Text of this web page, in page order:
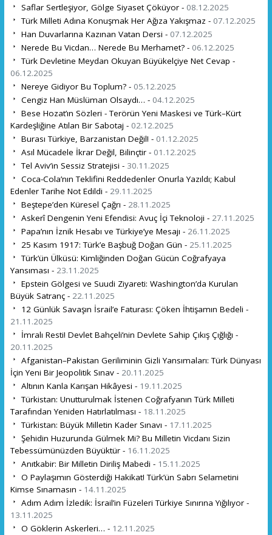
Saflar Sertleşiyor, Gölge Siyaset Çöküyor - 08.12.2025
Türk Milleti Adına Konuşmak Her Ağıza Yakışmaz - 07.12.2025
Han Duvarlarına Kazınan Vatan Dersi - 07.12.2025
Nerede Bu Vicdan… Nerede Bu Merhamet? - 06.12.2025
Türk Devletine Meydan Okuyan Büyükelçiye Net Cevap -
06.12.2025
Nereye Gidiyor Bu Toplum? - 05.12.2025
Cengiz Han Müslüman Olsaydı… - 04.12.2025
Bese Hozat’ın Sözleri - Terörün Yeni Maskesi ve Türk–Kürt
Kardeşliğine Atılan Bir Sabotaj - 02.12.2025
Burası Türkiye, Barzanistan Değil! - 01.12.2025
Asıl Mücadele İkrar Değil, Bilinçtir - 01.12.2025
Tel Aviv’in Sessiz Stratejisi - 30.11.2025
Coca-Cola’nın Teklifini Reddedenler Onurla Yazıldı; Kabul
Edenler Tarihe Not Edildi - 29.11.2025
Beştepe’den Küresel Çağrı - 28.11.2025
Askerî Dengenin Yeni Efendisi: Avuç İçi Teknoloji - 27.11.2025
Papa’nın İznik Hesabı ve Türkiye’ye Mesajı - 26.11.2025
25 Kasım 1917: Türk’e Başbuğ Doğan Gün - 25.11.2025
Türk’ün Ülküsü: Kimliğinden Doğan Gücün Coğrafyaya
Yansıması - 23.11.2025
Epstein Gölgesi ve Suudi Ziyareti: Washington’da Kurulan
Büyük Satranç - 22.11.2025
12 Günlük Savaşın İsrail’e Faturası: Çöken İhtişamın Bedeli -
21.11.2025
İmralı Resti! Devlet Bahçeli’nin Devlete Sahip Çıkış Çığlığı -
20.11.2025
Afganistan–Pakistan Geriliminin Gizli Yansımaları: Türk Dünyası
İçin Yeni Bir Jeopolitik Sınav - 20.11.2025
Altının Kanla Karışan Hikâyesi - 19.11.2025
Türkistan: Unutturulmak İstenen Coğrafyanın Türk Milleti
Tarafından Yeniden Hatırlatılması - 18.11.2025
Türkistan: Büyük Milletin Kader Sınavı - 17.11.2025
Şehidin Huzurunda Gülmek Mi? Bu Milletin Vicdanı Sizin
Tebessümünüzden Büyüktür - 16.11.2025
Anıtkabir: Bir Milletin Diriliş Mabedi - 15.11.2025
O Paylaşımın Gösterdiği Hakikat! Türk’ün Sabrı Selametini
Kimse Sınamasın - 14.11.2025
Adım Adım İzledik: İsrail’in Füzeleri Türkiye Sınırına Yığılıyor -
13.11.2025
O Göklerin Askerleri… - 12.11.2025